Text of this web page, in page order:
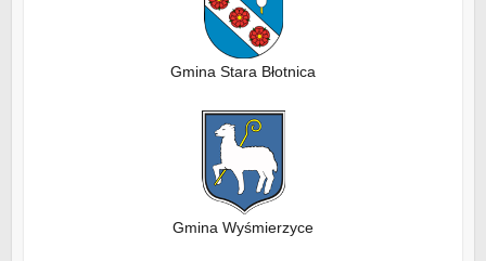
Gmina Stara Błotnica
Gmina Wyśmierzyce